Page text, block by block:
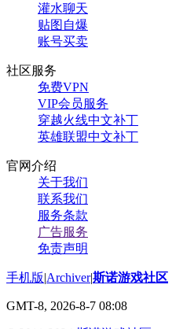
灌水聊天
贴图自爆
账号买卖
社区服务
免费VPN
VIP会员服务
穿越火线中文补丁
英雄联盟中文补丁
官网介绍
关于我们
联系我们
服务条款
广告服务
免责声明
手机版|Archiver|斯诺游戏社区
GMT-8, 2026-8-7 08:08